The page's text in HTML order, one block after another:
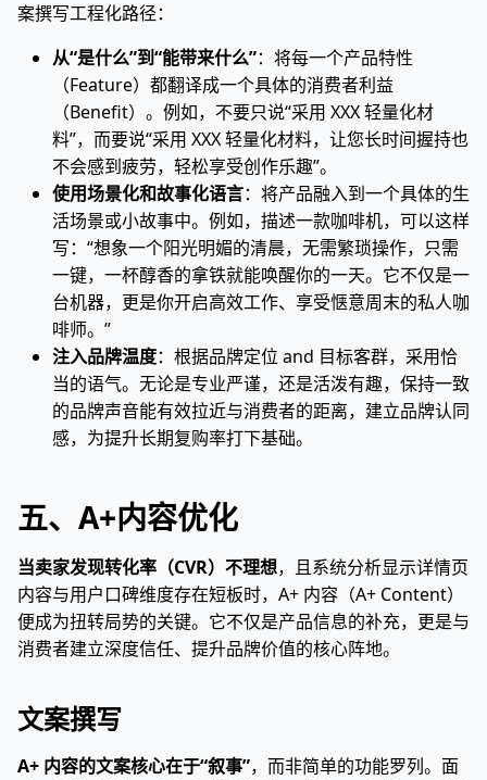
案撰写工程化路径：
从“是什么”到“能带来什么”：将每一个产品特性
（Feature）都翻译成一个具体的消费者利益
（Benefit）。例如，不要只说“采用 XXX 轻量化材
料”，而要说“采用 XXX 轻量化材料，让您长时间握持也
不会感到疲劳，轻松享受创作乐趣”。
使用场景化和故事化语言：将产品融入到一个具体的生
活场景或小故事中。例如，描述一款咖啡机，可以这样
写：“想象一个阳光明媚的清晨，无需繁琐操作，只需
一键，一杯醇香的拿铁就能唤醒你的一天。它不仅是一
台机器，更是你开启高效工作、享受惬意周末的私人咖
啡师。”
注入品牌温度：根据品牌定位 and 目标客群，采用恰
当的语气。无论是专业严谨，还是活泼有趣，保持一致
的品牌声音能有效拉近与消费者的距离，建立品牌认同
感，为提升长期复购率打下基础。
五、A+内容优化
当卖家发现转化率（CVR）不理想，且系统分析显示详情页
内容与用户口碑维度存在短板时，A+ 内容（A+ Content）
便成为扭转局势的关键。它不仅是产品信息的补充，更是与
消费者建立深度信任、提升品牌价值的核心阵地。
文案撰写
A+ 内容的文案核心在于“叙事”，而非简单的功能罗列。面